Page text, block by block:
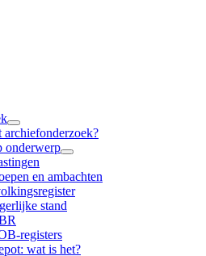
onderwerp
en ambachten
stand
registers
wat is het?